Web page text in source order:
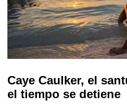
Caye Caulker, el
el tiempo se detiene